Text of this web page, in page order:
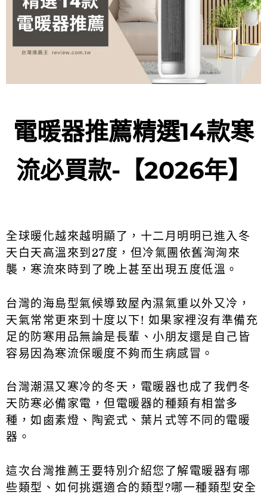
電暖器推薦精選14款寒
流必買款-【2026年】
全球暖化越來越明顯了，十二月明明已進入冬
天白天高溫來到27度，但冷氣團依舊洶洶來
襲，寒流來時到了晚上甚至出現五度低溫。
台灣的海島型氣候導致屋內濕氣重以外又冷，
天氣常常更來到十度以下! 如果家裡沒有準備充
足的防寒用品無論是長輩、小朋友還是自己皆
容易因為寒流保暖度不夠而生病感冒。
台灣潮濕又寒冷的冬天，電暖器也成了我們冬
天防寒必備家電，但電暖器的種類有相當多
種，如鹵素燈、陶瓷式、葉片式等不同的電暖
器。
這次台灣推薦王要特別介紹您了解電暖器有哪
些類型、如何挑選適合的類型?哪一種類型安全